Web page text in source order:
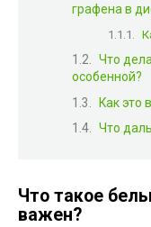
графена в
Что
особенной?
Как это
Что
Что такое
важен?